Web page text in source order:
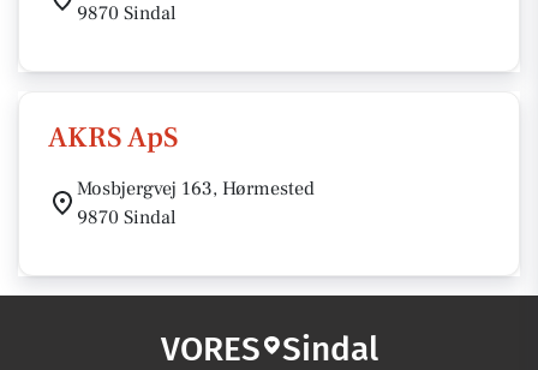
9870 Sindal
AKRS ApS
Mosbjergvej 163, Hørmested
9870 Sindal
VORES Sindal